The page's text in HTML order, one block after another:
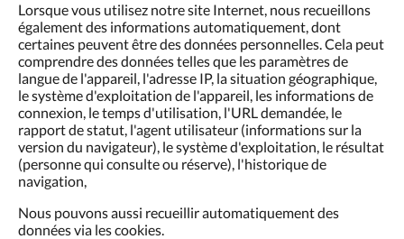
Lorsque vous utilisez notre site Internet, nous recueillons
également des informations automatiquement, dont
certaines peuvent être des données personnelles. Cela peut
comprendre des données telles que les paramètres de
langue de l'appareil, l'adresse IP, la situation géographique,
le système d'exploitation de l'appareil, les informations de
connexion, le temps d'utilisation, l'URL demandée, le
rapport de statut, l'agent utilisateur (informations sur la
version du navigateur), le système d'exploitation, le résultat
(personne qui consulte ou réserve), l'historique de
navigation,
Nous pouvons aussi recueillir automatiquement des
données via les cookies.